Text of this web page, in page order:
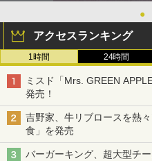
●
アクセスランキング
1時間 24時間
ミスド「Mrs. GREEN
発売！
吉野家、牛リブロースを熱
食」を発売
バーガーキング、超大型チ